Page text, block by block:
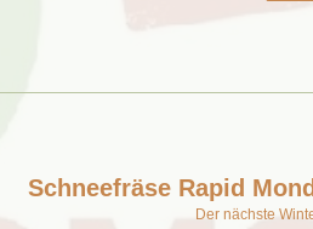
Schneefräse Rapid
Der nächste